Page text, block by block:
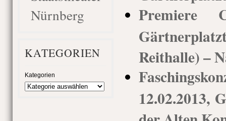
Nürnberg
KATEGORIEN
Kategorien
Premiere
Reithalle) –
12.02.2013,